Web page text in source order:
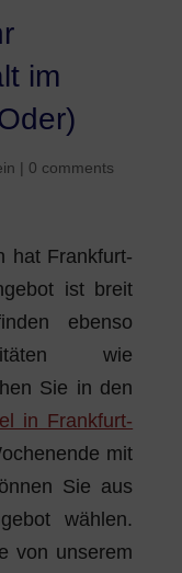
im
| 0 comments
hat Frankfurt-
ist breit
ebenso
wie
Sie in den
in Frankfurt-
mit
Sie aus
wählen.
von unserem